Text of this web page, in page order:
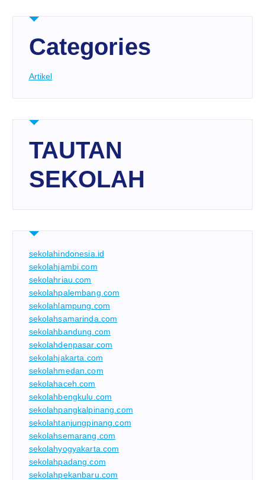
Categories
Artikel
TAUTAN
SEKOLAH
sekolahindonesia.id
sekolahjambi.com
sekolahriau.com
sekolahpalembang.com
sekolahlampung.com
sekolahsamarinda.com
sekolahbandung.com
sekolahdenpasar.com
sekolahjakarta.com
sekolahmedan.com
sekolahaceh.com
sekolahbengkulu.com
sekolahpangkalpinang.com
sekolahtanjungpinang.com
sekolahsemarang.com
sekolahyogyakarta.com
sekolahpadang.com
sekolahpekanbaru.com